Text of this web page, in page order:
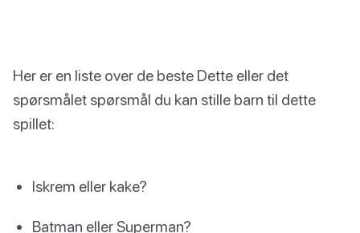
Her er en liste over de beste Dette eller det
spørsmålet spørsmål du kan stille barn til dette
spillet:
Iskrem eller kake?
Batman eller Superman?